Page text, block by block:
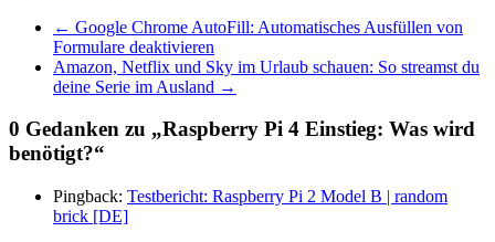
← Google Chrome AutoFill: Automatisches Ausfüllen von
Formulare deaktivieren
Amazon, Netflix und Sky im Urlaub schauen: So streamst du
deine Serie im Ausland →
0 Gedanken zu „Raspberry Pi 4 Einstieg: Was wird
benötigt?“
Pingback: Testbericht: Raspberry Pi 2 Model B | random
brick [DE]